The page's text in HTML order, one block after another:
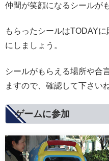
仲間が笑顔になるシールが
もらったシールはTODAY
にしましょう。
シールがもらえる場所や合
ますので、確認して下さいね
ゲームに参加